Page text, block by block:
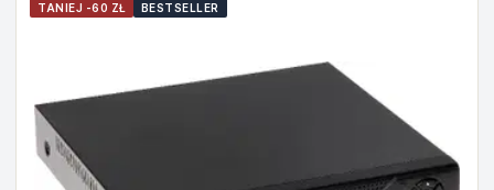
TANIEJ -60 ZŁ BESTSELLER